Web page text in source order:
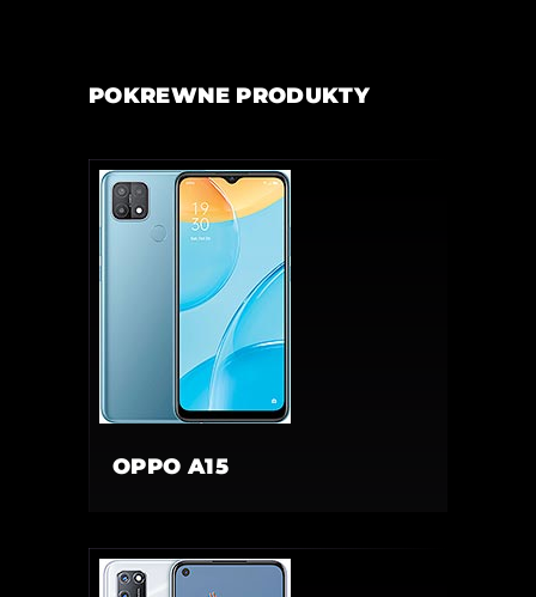
POKREWNE PRODUKTY
OPPO A15